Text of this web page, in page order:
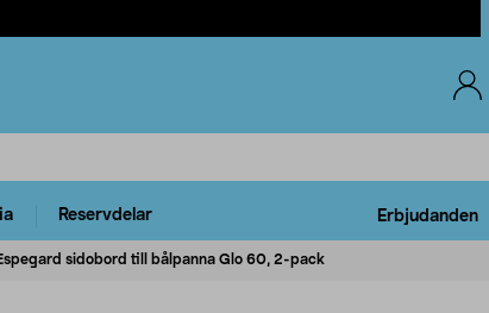
Reservdelar Erbjudanden
sidobord till bålpanna Glo 60, 2-pack